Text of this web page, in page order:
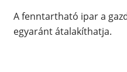
A fenntartható ipar a
egyaránt átalakíthatja.